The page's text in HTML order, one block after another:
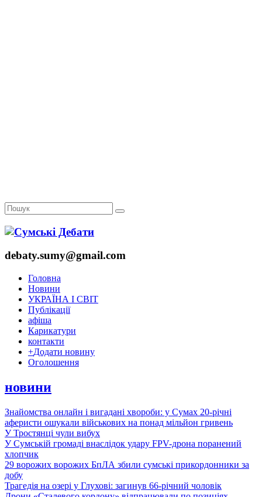
debaty.sumy@gmail.com
Головна
Новини
УКРАЇНА І СВІТ
Публікації
афіша
Карикатури
контакти
+Додати новину
Оголошення
новини
Знайомства онлайн і вигадані хвороби: у Сумах 20-річні
аферисти ошукали військових на понад мільйон гривень
У Тростянці чули вибух
У Сумській громаді внаслідок удару FPV-дрона поранений
хлопчик
29 ворожих ворожих БпЛА збили сумські прикордонники за
добу
Трагедія на озері у Глухові: загинув 66-річний чоловік